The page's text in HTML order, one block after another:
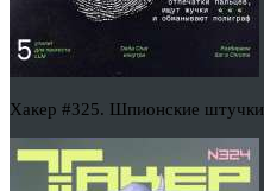
Хакер #325. Шпионские штучки